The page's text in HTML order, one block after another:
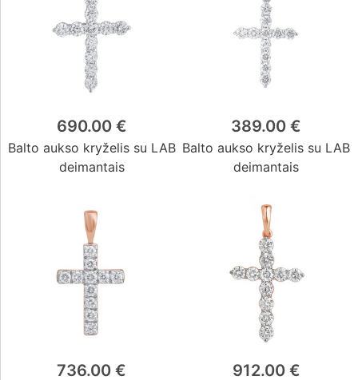
690.00 €
Balto aukso kryželis su LAB
deimantais
389.00 €
Balto aukso kryželis su LAB
deimantais
736.00 € 912.00 €